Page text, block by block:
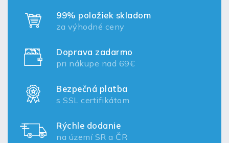
99% položiek skladom
za výhodné ceny
Doprava zadarmo
pri nákupe nad 69€
Bezpečná platba
s SSL certifikátom
Rýchle dodanie
na území SR a ČR